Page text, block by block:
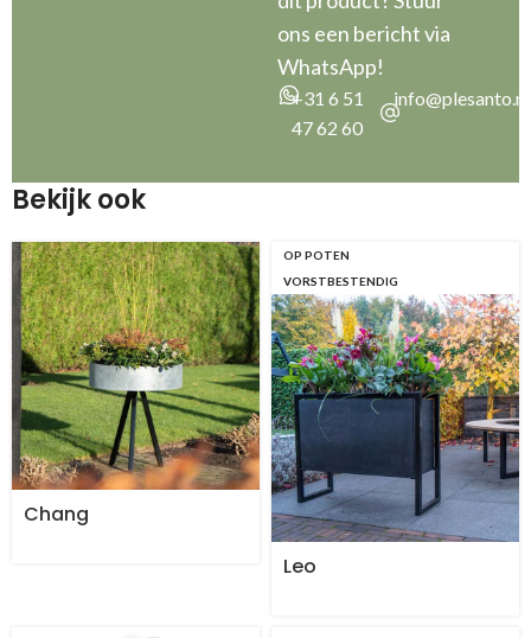
ons een bericht via
WhatsApp!
+31 6 51
47 62 60
info@plesanto.nl
Bekijk ook
Chang
OP POTEN
VORSTBESTENDIG
Leo